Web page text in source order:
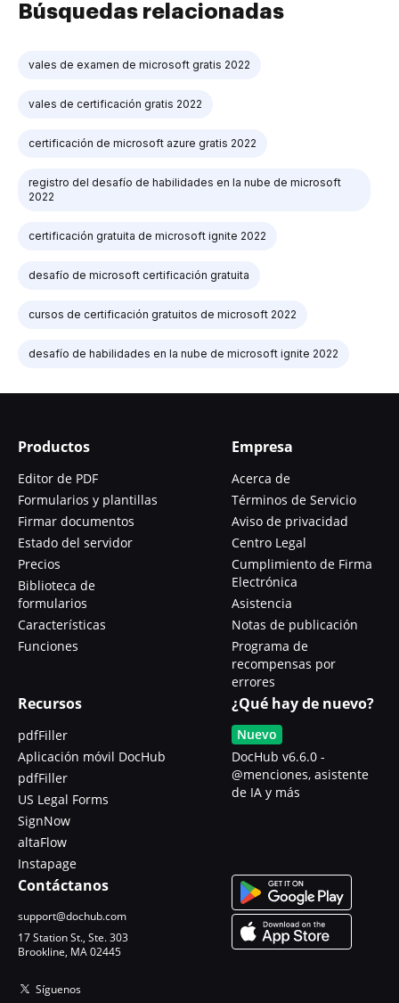
Búsquedas relacionadas
vales de examen de microsoft gratis 2022
vales de certificación gratis 2022
certificación de microsoft azure gratis 2022
registro del desafío de habilidades en la nube de microsoft
2022
certificación gratuita de microsoft ignite 2022
desafío de microsoft certificación gratuita
cursos de certificación gratuitos de microsoft 2022
desafío de habilidades en la nube de microsoft ignite 2022
Productos
Editor de PDF
Formularios y plantillas
Firmar documentos
Estado del servidor
Precios
Biblioteca de
formularios
Características
Funciones
Empresa
Acerca de
Términos de Servicio
Aviso de privacidad
Centro Legal
Cumplimiento de Firma
Electrónica
Asistencia
Notas de publicación
Programa de
recompensas por
errores
Recursos
pdfFiller
Aplicación móvil DocHub
pdfFiller
US Legal Forms
SignNow
altaFlow
Instapage
¿Qué hay de nuevo?
Nuevo
DocHub v6.6.0 -
@menciones, asistente
de IA y más
Contáctanos
support@dochub.com
17 Station St., Ste. 303
Brookline, MA 02445
Síguenos